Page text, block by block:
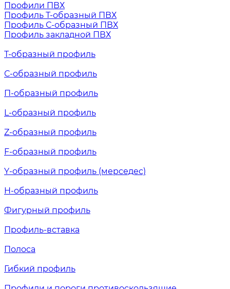
Профили ПВХ
Профиль Т-образный ПВХ
Профиль С-образный ПВХ
Профиль закладной ПВХ
Т-образный профиль
С-образный профиль
П-образный профиль
L-образный профиль
Z-образный профиль
F-образный профиль
Y-образный профиль (мерседес)
H-образный профиль
Фигурный профиль
Профиль-вставка
Полоса
Гибкий профиль